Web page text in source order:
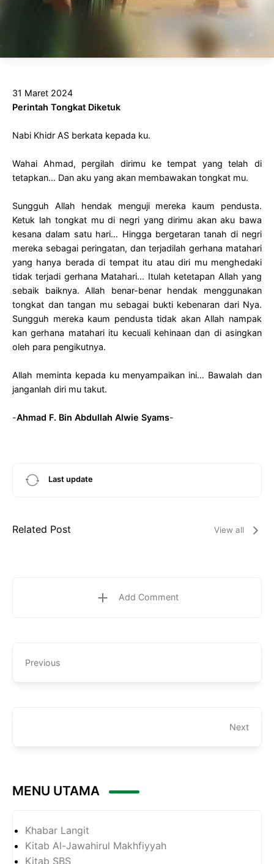
31 Maret 2024
Perintah Tongkat Diketuk
Nabi Khidr AS berkata kepada ku.
Wahai Ahmad, pergilah dirimu ke tempat yang telah di
tetapkan… Dan aku yang akan membawakan tongkat mu.
Sungguh Allah hendak menguji mereka kaum pendusta.
Ketuk lah tongkat mu di negri yang dirimu akan aku bawa
kesana dalam satu hari… Hingga bergetaran tanah di negri
mereka sebagai peringatan, dan terjadilah gerhana matahari
yang hanya berada di tempat itu atau diri mu menghedaki
tidak terjadi gerhana Matahari… Itulah ketetapan Allah yang
sebaik baiknya. Allah benar-benar hendak menggunakan
tongkat dan tangan mu sebagai bukti kebenaran dari Nya.
Sungguh mereka kaum pendusta tidak akan Allah nampak
kan gerhana matahari itu kecuali kehinaan dan di asingkan
oleh para pengikutnya.
Allah meminta kepada ku menyampaikan ini… Bawalah dan
janganlah diri mu takut.
-Ahmad F. Bin Abdullah Alwie Syams-
Last update
Related Post View all
Add Comment
Previous
Next
MENU UTAMA
Khabar Langit
Kitab Al-Jawahirul Makhfiyyah
Kitab SBS